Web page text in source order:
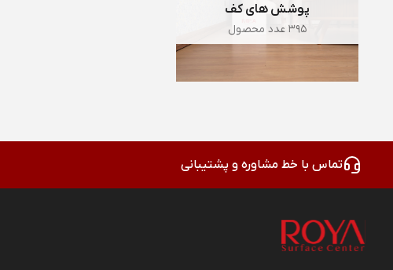
پوشش های کف
395 عدد محصول
تماس با خط مشاوره و پشتیبانی